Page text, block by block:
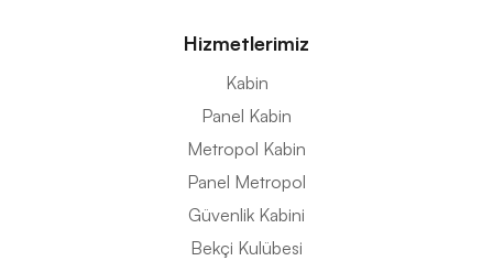
Hizmetlerimiz
Kabin
Panel Kabin
Metropol Kabin
Panel Metropol
Güvenlik Kabini
Bekçi Kulübesi